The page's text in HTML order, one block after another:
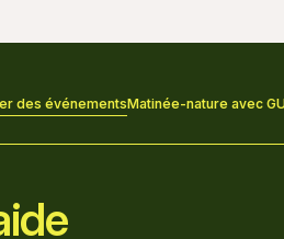
des événementsMatinée-nature avec